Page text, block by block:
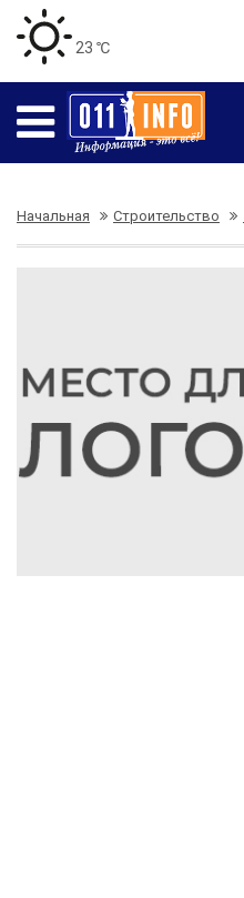
23 ℃
Начальная Строительство